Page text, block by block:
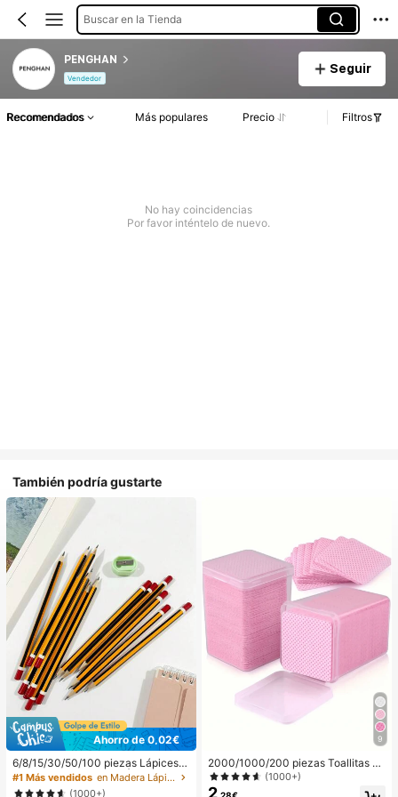
Buscar en la Tienda
PENGHAN
Vendedor
Seguir
Recomendados Más populares Precio Filtros
No hay coincidencias
Por favor inténtelo de nuevo.
También podría gustarte
Ahorro de 0,02€
6/8/15/30/50/100 piezas Lápices H
B, Barril de Madera de Álamo Raya
do Amarillo, Punta Media de 0.7m
#1 Más vendidos
en Madera Lápices estándar
(1000+)
9
2000/1000/200 piezas Toallitas de
limpieza de uñas - Almohadillas pro
fesionales sin pelusa para quitar es
(1000+)